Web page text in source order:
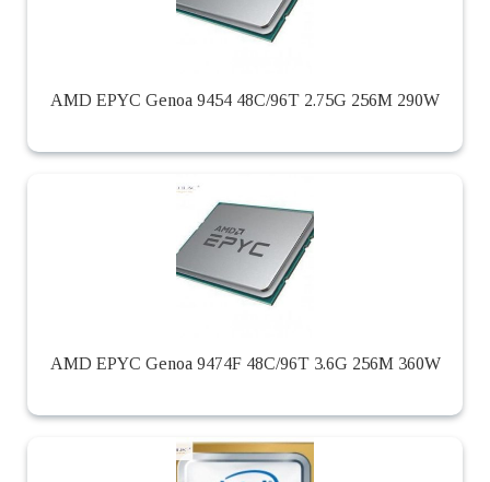
AMD EPYC Genoa 9454 48C/96T 2.75G 256M 290W
AMD EPYC Genoa 9474F 48C/96T 3.6G 256M 360W